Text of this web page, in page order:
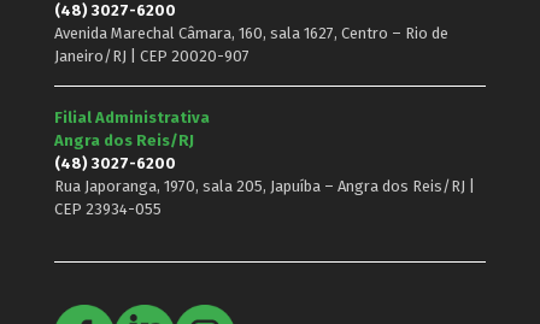
(48) 3027-6200
Avenida Marechal Câmara, 160, sala 1627, Centro – Rio de
Janeiro/RJ | CEP 20020-907
Filial Administrativa
Angra dos Reis/RJ
(48) 3027-6200
Rua Japoranga, 1970, sala 205, Japuíba – Angra dos Reis/RJ |
CEP 23934-055